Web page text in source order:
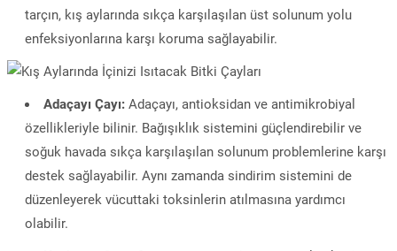
tarçın, kış aylarında sıkça karşılaşılan üst solunum yolu
enfeksiyonlarına karşı koruma sağlayabilir.
Adaçayı Çayı: Adaçayı, antioksidan ve antimikrobiyal
özellikleriyle bilinir. Bağışıklık sistemini güçlendirebilir ve
soğuk havada sıkça karşılaşılan solunum problemlerine karşı
destek sağlayabilir. Aynı zamanda sindirim sistemini de
düzenleyerek vücuttaki toksinlerin atılmasına yardımcı
olabilir.